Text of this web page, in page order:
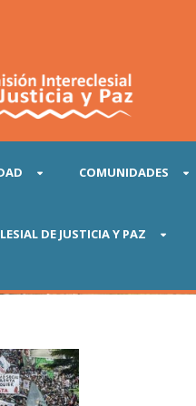
COMUNIDADES
DE JUSTICIA Y PAZ
protesta pacífica en